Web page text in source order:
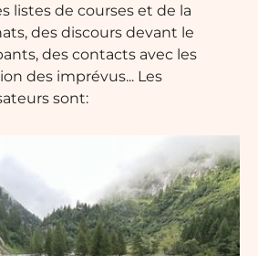
listes de courses et de la
des discours devant le
des contacts avec les
des imprévus... Les
sont: